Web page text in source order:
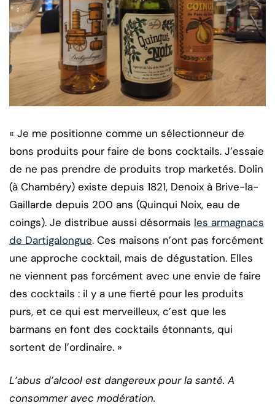
« Je me positionne comme un sélectionneur de
bons produits pour faire de bons cocktails. J’essaie
de ne pas prendre de produits trop marketés. Dolin
(à Chambéry) existe depuis 1821, Denoix à Brive-la-
Gaillarde depuis 200 ans (Quinqui Noix, eau de
coings). Je distribue aussi désormais les armagnacs
de Dartigalongue. Ces maisons n’ont pas forcément
une approche cocktail, mais de dégustation. Elles
ne viennent pas forcément avec une envie de faire
des cocktails : il y a une fierté pour les produits
purs, et ce qui est merveilleux, c’est que les
barmans en font des cocktails étonnants, qui
sortent de l’ordinaire. »
L’abus d’alcool est dangereux pour la santé. A
consommer avec modération.